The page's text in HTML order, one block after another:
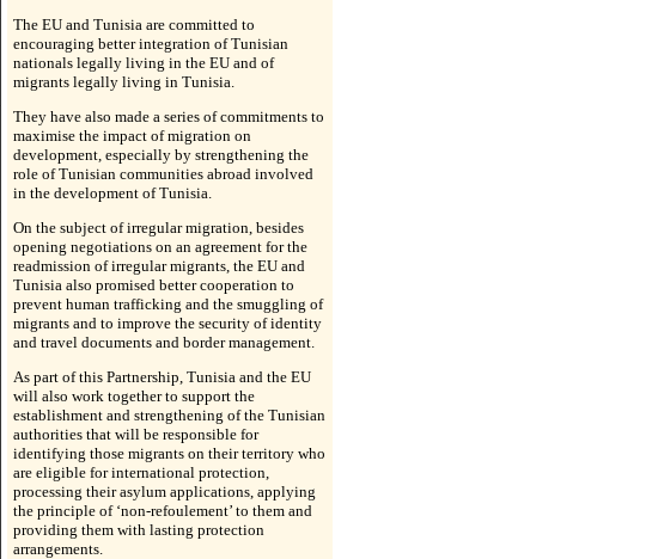
The EU and Tunisia are committed to
encouraging better integration of Tunisian
nationals legally living in the EU and of
migrants legally living in Tunisia.
They have also made a series of commitments to
maximise the impact of migration on
development, especially by strengthening the
role of Tunisian communities abroad involved
in the development of Tunisia.
On the subject of irregular migration, besides
opening negotiations on an agreement for the
readmission of irregular migrants, the EU and
Tunisia also promised better cooperation to
prevent human trafficking and the smuggling of
migrants and to improve the security of identity
and travel documents and border management.
As part of this Partnership, Tunisia and the EU
will also work together to support the
establishment and strengthening of the Tunisian
authorities that will be responsible for
identifying those migrants on their territory who
are eligible for international protection,
processing their asylum applications, applying
the principle of ‘non-refoulement’ to them and
providing them with lasting protection
arrangements.